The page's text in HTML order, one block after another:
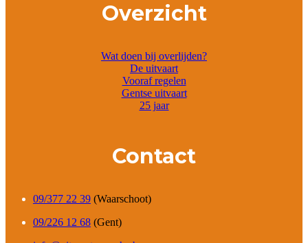
Overzicht
Wat doen bij overlijden?
De uitvaart
Vooraf regelen
Gentse uitvaart
25 jaar
Contact
09/377 22 39 (Waarschoot)
09/226 12 68 (Gent)